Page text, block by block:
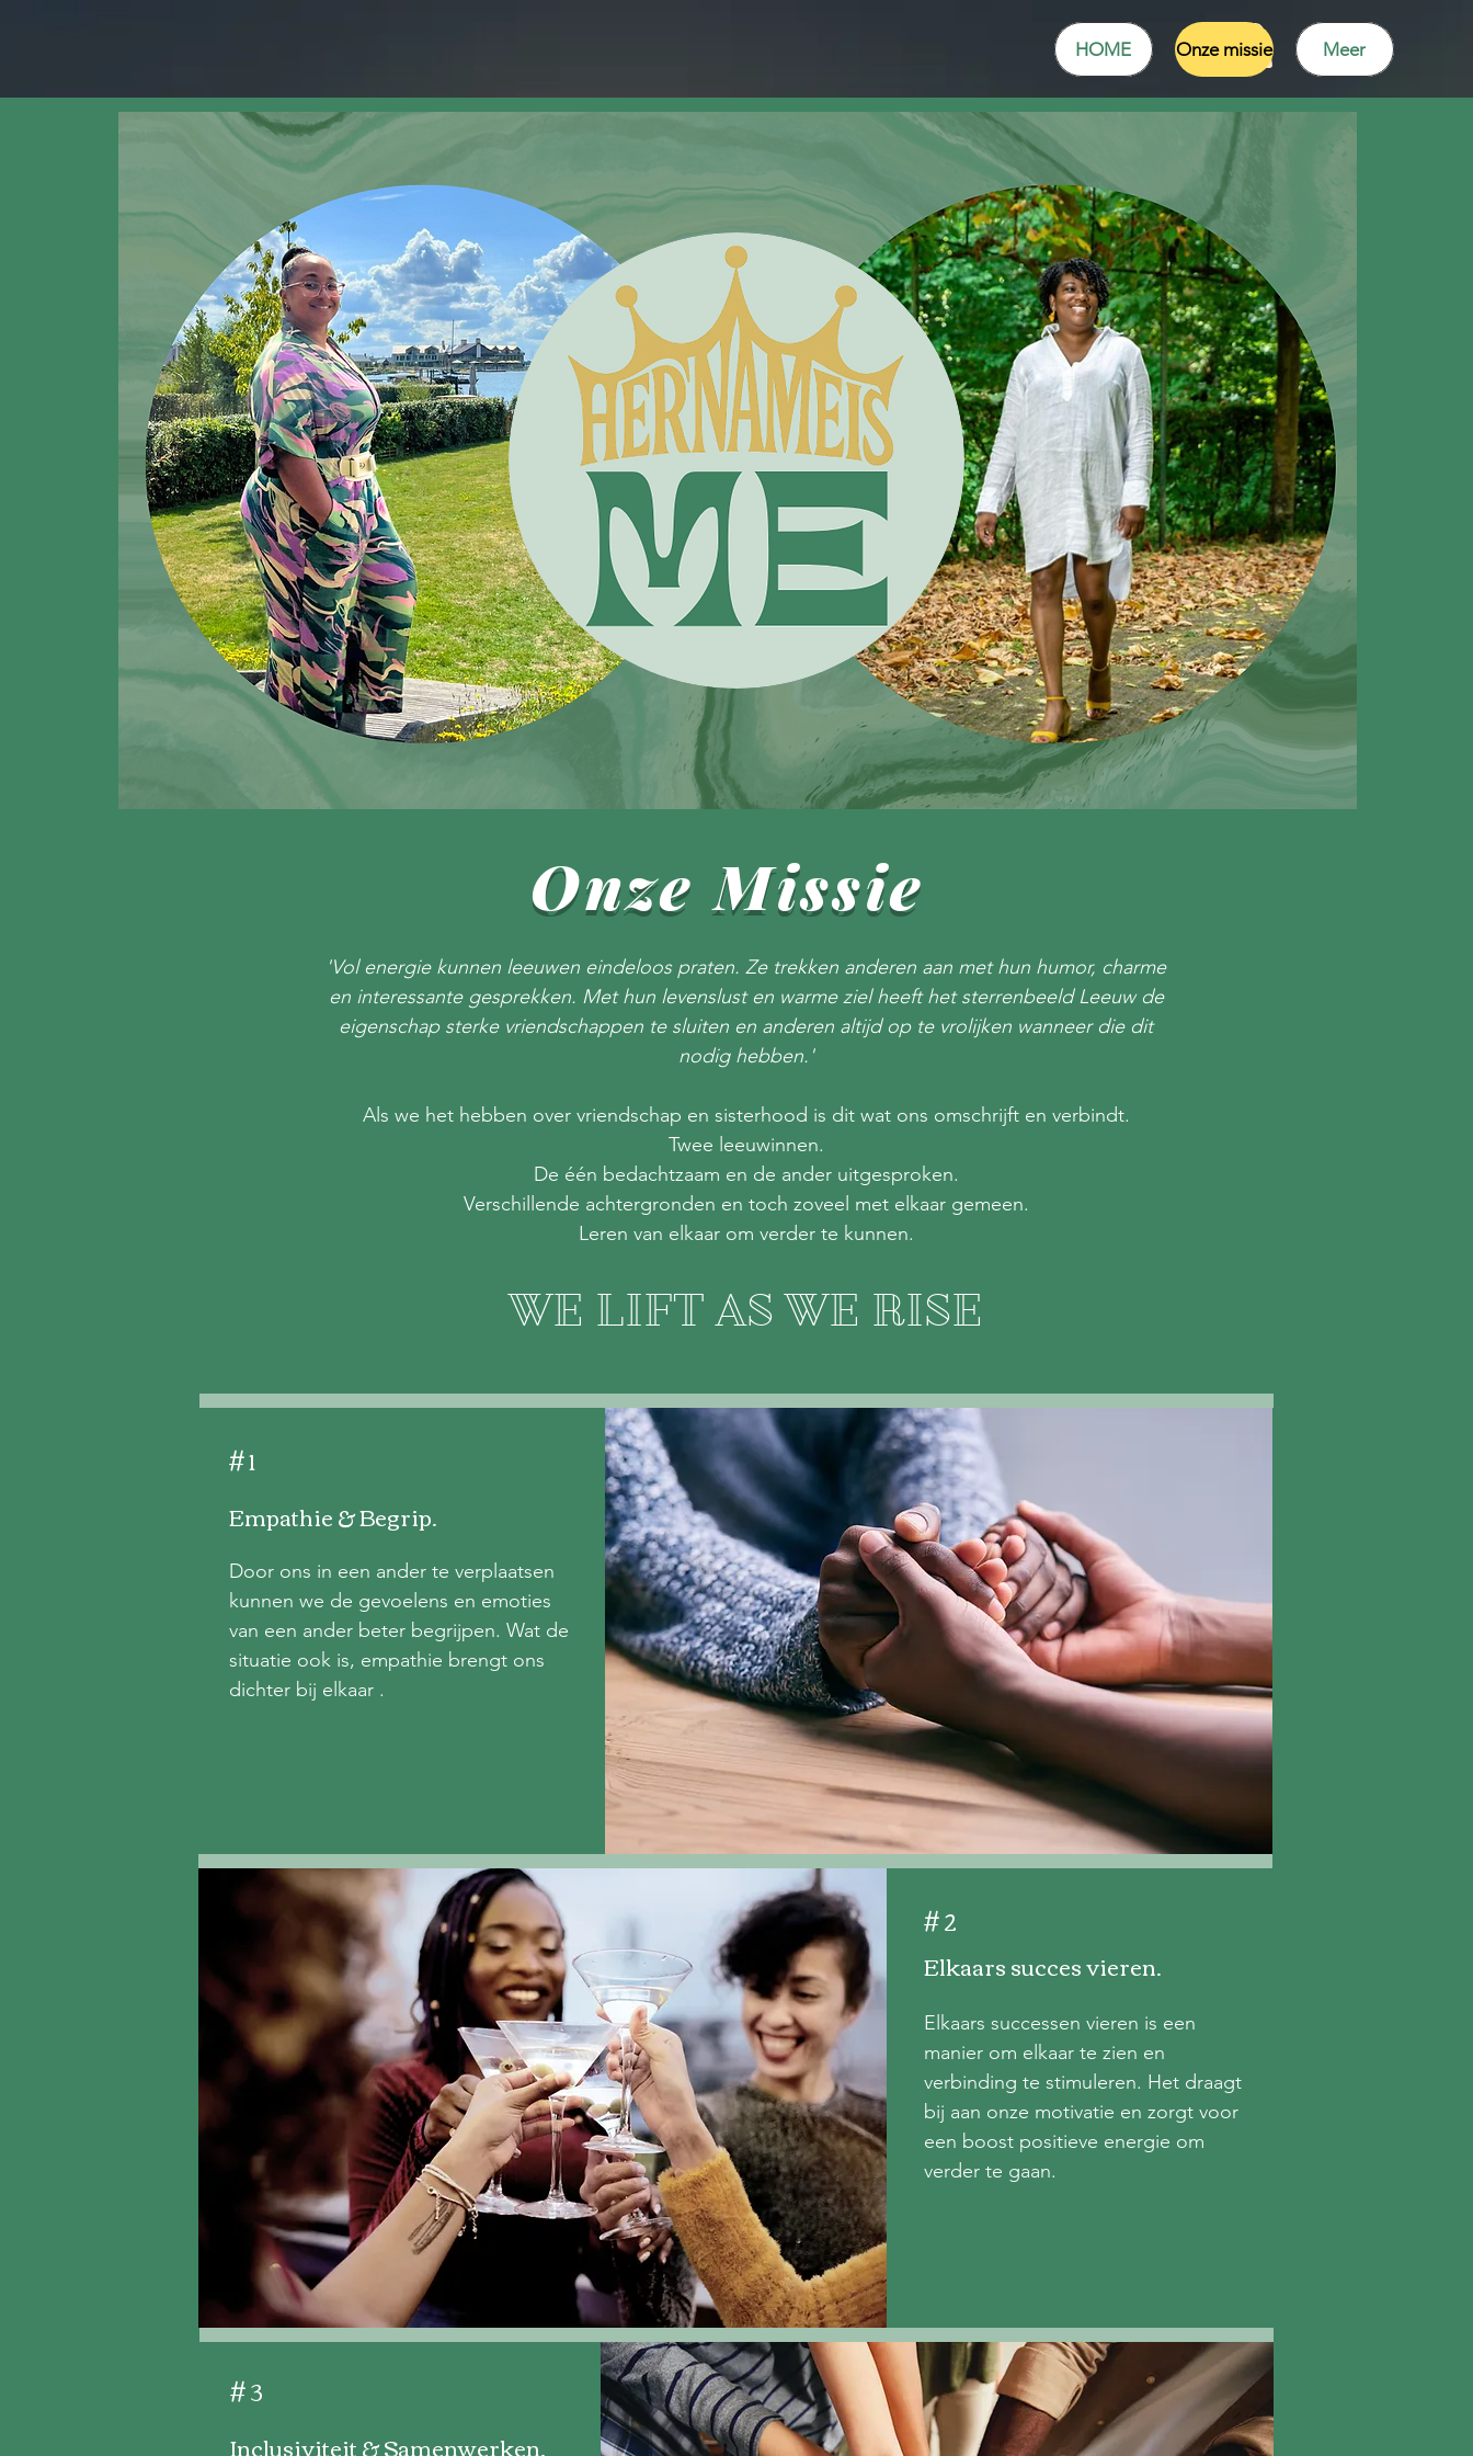
HOME Onze missie Meer
Empathie & Begrip.
Door ons in een ander te verplaatsen
kunnen we de gevoelens en emoties
van een ander beter begrijpen. Wat de
situatie ook is, empathie brengt ons
dichter bij elkaar .
Onze Missie
'Vol energie kunnen leeuwen eindeloos praten. Ze trekken anderen aan met hun humor, charme
en interessante gesprekken. Met hun levenslust en warme ziel heeft het sterrenbeeld Leeuw de
eigenschap sterke vriendschappen te sluiten en anderen altijd op te vrolijken wanneer die dit
nodig hebben.'
Als we het hebben over vriendschap en sisterhood is dit wat ons omschrijft en verbindt.
Twee leeuwinnen.
De één bedachtzaam en de ander uitgesproken.
Verschillende achtergronden en toch zoveel met elkaar gemeen.
Leren van elkaar om verder te kunnen.
WE LIFT AS WE RISE
# 1
# 2
Elkaars succes vieren.
Elkaars successen vieren is een
manier om elkaar te zien en
verbinding te stimuleren. Het draagt
bij aan onze motivatie en zorgt voor
een boost positieve energie om
verder te gaan.
# 3
Inclusiviteit & Samenwerken.